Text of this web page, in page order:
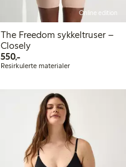
Online edition
The Freedom sykkeltruser –
Closely
550,-550,00 kr
Resirkulerte materialer